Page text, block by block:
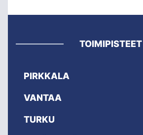
TOIMIPISTEET
PIRKKALA
VANTAA
TURKU